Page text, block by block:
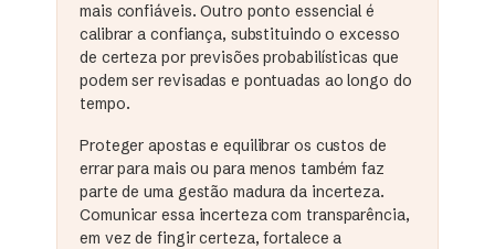
mais confiáveis. Outro ponto essencial é
calibrar a confiança, substituindo o excesso
de certeza por previsões probabilísticas que
podem ser revisadas e pontuadas ao longo do
tempo.
Proteger apostas e equilibrar os custos de
errar para mais ou para menos também faz
parte de uma gestão madura da incerteza.
Comunicar essa incerteza com transparência,
em vez de fingir certeza, fortalece a